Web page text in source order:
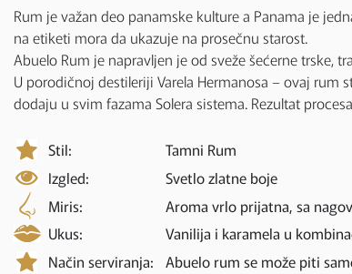
Rum je važan deo panamske kulture a Panama je
na etiketi mora da ukazuje na prosečnu starost.
Abuelo Rum je napravljen je od sveže šećerne trske,
U porodičnoj destileriji Varela Hermanosa – ovaj
dodaju u svim fazama Solera sistema. Rezultat
Stil:
Tamni Rum
Izgled:
Svetlo zlatne boje
Miris:
Aroma vrlo prijatna, sa
Ukus:
Vanilija i karamela u
Način serviranja: Abuelo rum se može piti